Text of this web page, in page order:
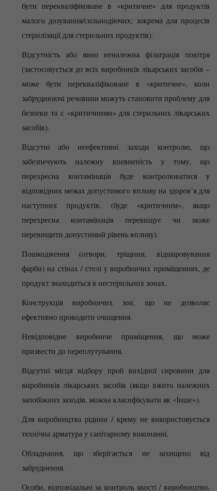
бути перекваліфіковане в «критичне» для продуктів
малого дозування/сильнодіючих; зокрема для процесів
стерилізації для стерильних продуктів).
Відсутність або явно неналежна фільтрація повітря
(застосовується до всіх виробників лікарських засобів ‒
може бути перекваліфіковане в «критичне», коли
забруднюючі речовини можуть становити проблему для
безпеки та є «критичними» для стерильних лікарських
засобів).
Відсутні або неефективні заходи контролю, що
забезпечують належну впевненість у тому, що
перехресна контамінація буде контролюватися у
відповідних межах допустимого впливу на здоров’я для
наступних продуктів. (буде «критичним», якщо
перехресна контамінація перевищує чи може
перевищити допустимий рівень впливу).
Пошкодження (отвори, тріщини, відшаровування
фарби) на стінах / стелі у виробничих приміщеннях, де
продукт знаходиться в нестерильних зонах.
Конструкція виробничих зон, що не дозволяє
ефективно проводити очищення.
Невідповідне виробниче приміщення, що може
призвести до переплутування.
Відсутні місця відбору проб вихідної сировини для
виробників лікарських засобів (якщо вжито належних
запобіжних заходів, можна класифікувати як «Інше»).
Для виробництва рідини / крему не використовується
технічна арматура у санітарному виконанні.
Обладнання, що зберігається не захищено від
забруднення.
Особи, відповідальні за контроль якості / виробництво,